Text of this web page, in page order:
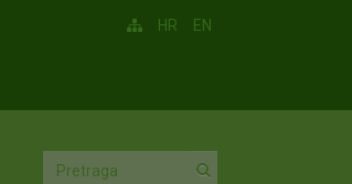
HR EN